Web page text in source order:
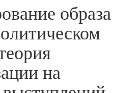
образа
на